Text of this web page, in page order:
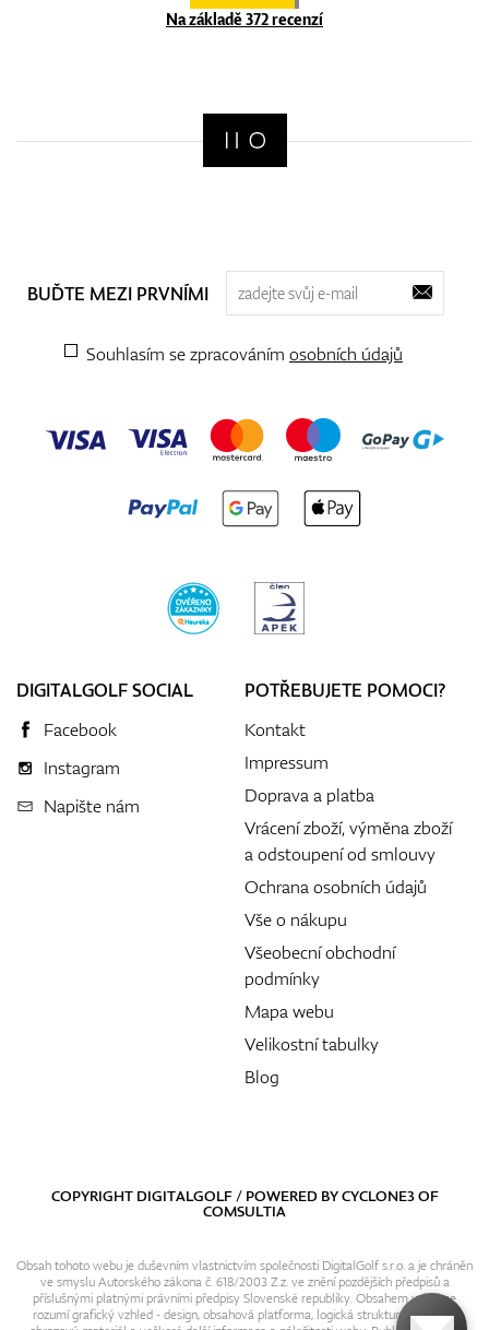
Na základě 372 recenzí
BUĎTE MEZI PRVNÍMI
Souhlasím se zpracováním osobních údajů
DIGITALGOLF SOCIAL
Facebook
Instagram
Napište nám
POTŘEBUJETE POMOCI?
Kontakt
Impressum
Doprava a platba
Vrácení zboží, výměna zboží
a odstoupení od smlouvy
Ochrana osobních údajů
Vše o nákupu
Všeobecní obchodní
podmínky
Mapa webu
Velikostní tabulky
Blog
COPYRIGHT DIGITALGOLF / POWERED BYCYCLONE3OF
COMSULTIA
Obsah tohoto webu je duševním vlastnictvím společnosti DigitalGolf s.r.o. a je chráněn
ve smyslu Autorského zákona č. 618/2003 Z.z. ve znění pozdějších předpisů a
příslušnými platnými právními předpisy Slovenské republiky. Obsahem webu se
rozumí grafický vzhled - design, obsahová platforma, logická struktura, textový i